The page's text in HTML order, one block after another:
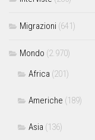
Migrazioni (641)
Mondo (2.970)
Africa (201)
Americhe (189)
Asia (136)